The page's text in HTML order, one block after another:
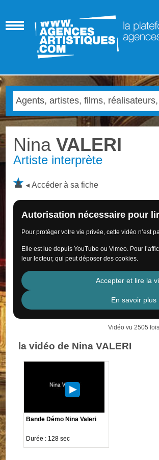
Nina VALERI
Artiste interprète
Accéder à sa fiche
Autorisation nécessaire pour
Pour protéger votre vie privée, cette vidéo n’est
Elle est lue depuis YouTube ou Vimeo. Pour
leur lecteur, qui peut déposer des cookies.
Accepter et lire la
En savoir plus
Vidéo vu 2505
la vidéo de Nina VALERI
Bande Démo Nina Valeri
Durée : 128 sec